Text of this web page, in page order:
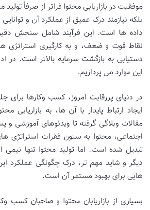
موفقیت در بازاریابی محتوا فراتر از صرفاً
بلکه نیازمند درک عمیق از عملکرد آن و
داده ها است. این فرآیند شامل سنجش
نقاط قوت و ضعف، و به کارگیری استراتژی
دستیابی به بازگشت سرمایه بالاتر است. در
این موارد می پردازیم.
در دنیای پررقابت امروز، کسب وکارها برای
ایجاد ارتباط پایدار با آن ها، به بازاریابی
مقالات وبلاگی گرفته تا ویدئوهای آموزشی
اجتماعی، محتوا به ستون فقرات استراتژی
تبدیل شده است. اما تولید محتوا تنها
دیگر و شاید مهم تر، درک چگونگی عملکرد
هایی برای بهبود مستمر آن است.
بسیاری از بازاریابان محتوا و صاحبان